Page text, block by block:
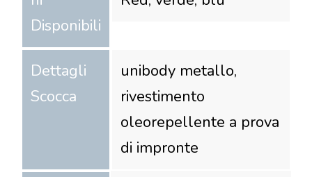
Disponibili
Dettagli
Scocca
unibody metallo,
rivestimento
oleorepellente a prova
di impronte